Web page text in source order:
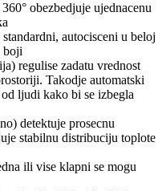
obezbedjuje ujednacenu
autocisceni u beloj
boji
regulise zadatu vrednost
Takodje automatski
ljudi kako bi se izbegla
detektuje prosecnu
stabilnu distribuciju toplote
ili vise klapni se mogu